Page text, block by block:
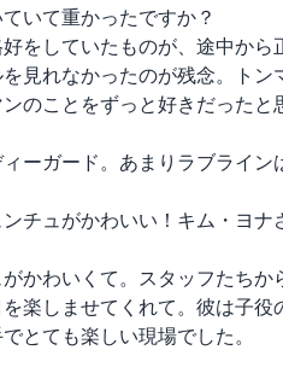
いて重かったですか？
をしていたものが、途中から
見れなかったのが残念。ト
のことをずっと好きだったと
ーガード。あまりラブライ
チュがかわいい！キム・ヨ
かわいくて。スタッフたち
楽しませてくれて。彼は子
とても楽しい現場でした。